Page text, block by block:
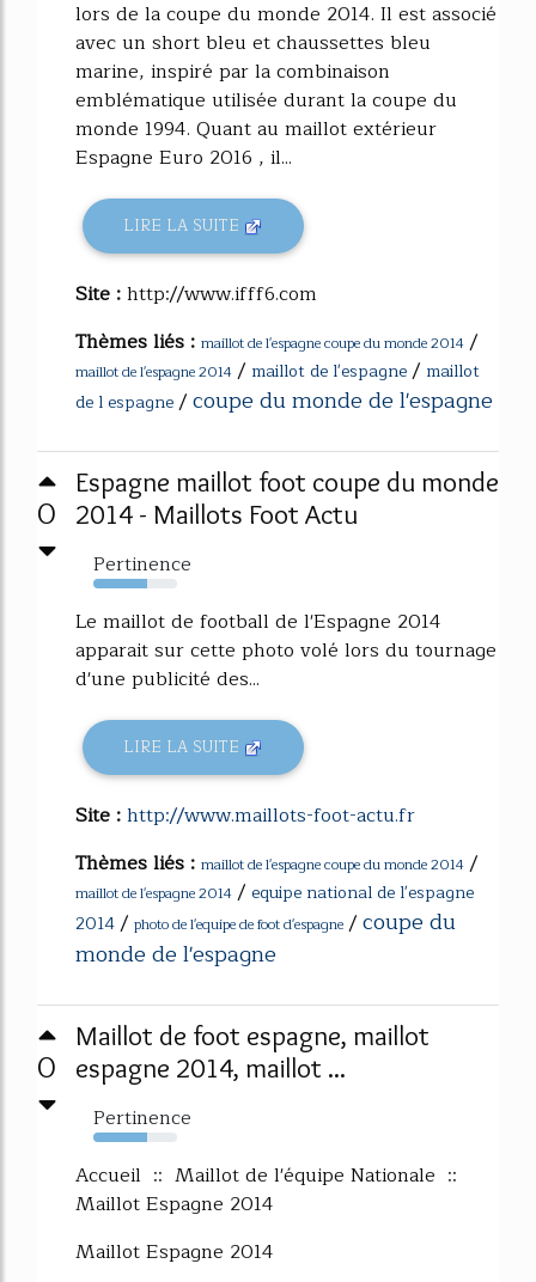
lors de la coupe du monde 2014. Il est associé
avec un short bleu et chaussettes bleu
marine, inspiré par la combinaison
emblématique utilisée durant la coupe du
monde 1994. Quant au maillot extérieur
Espagne Euro 2016 , il...
LIRE LA SUITE
Site :http://www.ifff6.com
Thèmes liés : maillot de l'espagne coupe du monde 2014 /
maillot de l'espagne 2014 / maillot de l'espagne/ maillot
de l espagne/coupe du monde de l'espagne
0
Espagne maillot foot coupe du monde
2014 - Maillots Foot Actu
Pertinence
64%
Le maillot de football de l'Espagne 2014
apparait sur cette photo volé lors du tournage
d'une publicité des...
LIRE LA SUITE
Site :http://www.maillots-foot-actu.fr
Thèmes liés : maillot de l'espagne coupe du monde 2014 /
maillot de l'espagne 2014 / equipe national de l'espagne
2014/ photo de l'equipe de foot d'espagne /coupe du
monde de l'espagne
0
Maillot de foot espagne, maillot
espagne 2014, maillot ...
Pertinence
64%
Accueil :: Maillot de l'équipe Nationale ::
Maillot Espagne 2014
Maillot Espagne 2014